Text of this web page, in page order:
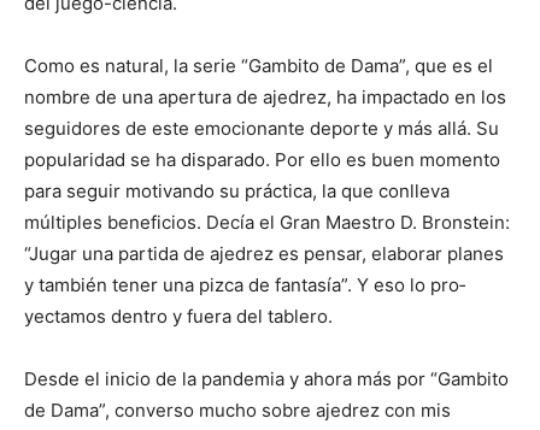
Como es natural, la serie “Gambito de Dama”, que es el
nombre de una apertura de ajedrez, ha impactado en los
seguidores de este emocionante de­porte y más allá. Su
popularidad se ha disparado. Por ello es buen momento
para seguir motivando su práctica, la que conlleva
múltiples beneficios. Decía el Gran Maestro D. Bronstein:
“Jugar una partida de ajedrez es pensar, ela­borar planes
y también tener una pizca de fantasía”. Y eso lo pro­
yectamos dentro y fuera del tablero.
Desde el inicio de la pandemia y ahora más por “Gambito
de Dama”, converso mu­cho sobre ajedrez con mis